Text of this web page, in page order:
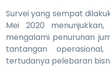
Survei yang sempat
Mei 2020
mengalami penurunan
tantangan
tertudanya pelebaran